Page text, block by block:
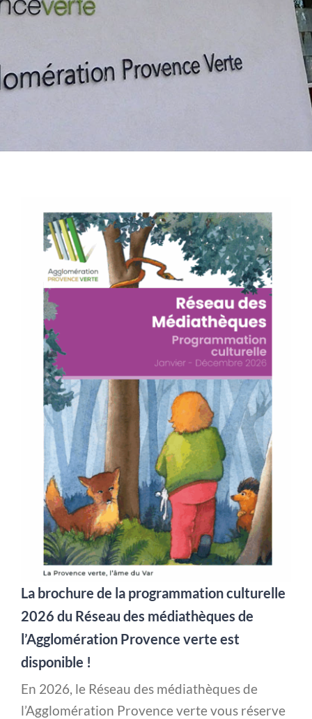
La brochure de la programmation culturelle
2026 du Réseau des médiathèques de
l’Agglomération Provence verte est
disponible !
En 2026, le Réseau des médiathèques de
l’Agglomération Provence verte vous réserve